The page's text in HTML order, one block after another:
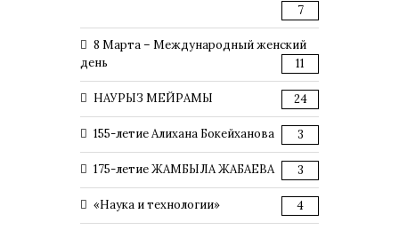
7
8 Марта – Международный женский
день
11
НАУРЫЗ МЕЙРАМЫ 24
155-летие Алихана Бокейханова 3
175-летие ЖАМБЫЛА ЖАБАЕВА 3
«Наука и технологии» 4